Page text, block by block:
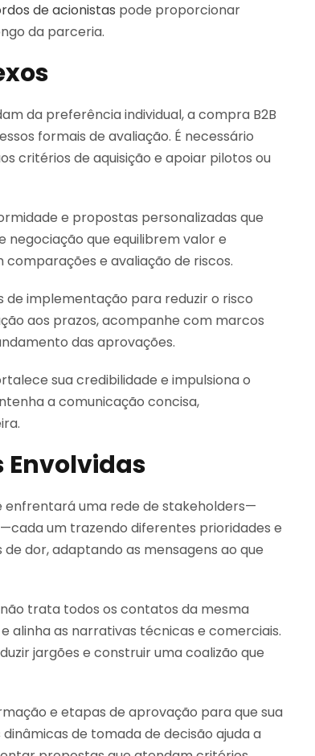
de acionistas pode proporcionar
da parceria.
da preferência individual, a compra B2B
formais de avaliação. É necessário
critérios de aquisição e apoiar pilotos ou
e propostas personalizadas que
negociação que equilibrem valor e
e avaliação de riscos.
implementação para reduzir o risco
aos prazos, acompanhe com marcos
das aprovações.
sua credibilidade e impulsiona o
a comunicação concisa,
uma rede de stakeholders—
um trazendo diferentes prioridades e
dor, adaptando as mensagens ao que
trata todos os contatos da mesma
alinha as narrativas técnicas e comerciais.
jargões e construir uma coalizão que
e etapas de aprovação para que sua
de tomada de decisão ajuda a